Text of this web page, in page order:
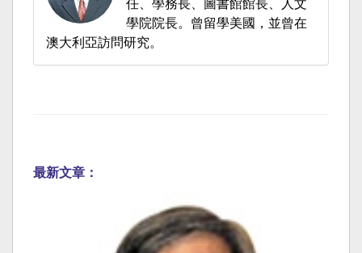
任、學務長、圖書館館長、人文
學院院長。曾留學美國，並曾在
澳大利亞訪問研究。
最新文章：